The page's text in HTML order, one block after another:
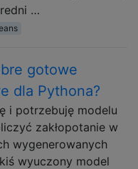
…
gotowe
dla Pythona?
i potrzebuję modelu
zakłopotanie w
wygenerowanych
wyuczony model